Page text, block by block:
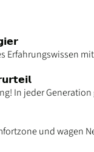
Erfahrungswissen
In jeder
und wagen